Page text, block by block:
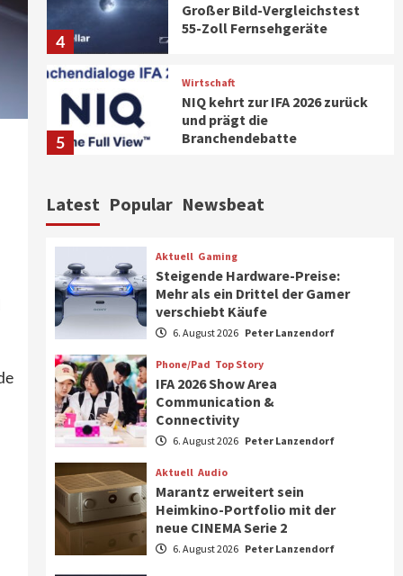
4
Großer Bild-Vergleichstest
55-Zoll Fernsehgeräte
5
Wirtschaft
NIQ kehrt zur IFA 2026 zurück
und prägt die
Branchendebatte
6
CHERRY baut Vertriebsteam
7
Smart Living Top Story
Verbraucher setzen immer
mehr auf Klimageräte und
Ventilatoren
1
Aktuell Gaming
Steigende Hardware-Preise:
Mehr als ein Drittel der
Gamer verschiebt Käufe
Phone/Pad Top Story
IFA 2026 Show Area
Communication &
Connectivity
Latest Popular Newsbeat
Aktuell Gaming
Steigende Hardware-Preise:
Mehr als ein Drittel der Gamer
verschiebt Käufe
6. August 2026 Peter Lanzendorf
Phone/Pad Top Story
IFA 2026 Show Area
Communication &
Connectivity
6. August 2026 Peter Lanzendorf
Aktuell Audio
Marantz erweitert sein
Heimkino-Portfolio mit der
neue CINEMA Serie 2
6. August 2026 Peter Lanzendorf